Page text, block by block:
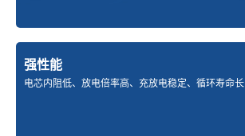
强性能
电芯内阻低、放电倍率高、充放电稳定、循环寿命长